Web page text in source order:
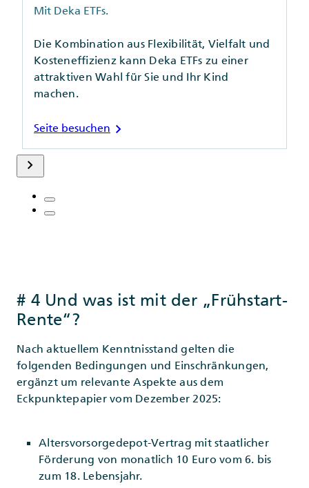
Mit Deka ETFs.
Die Kombination aus Flexibilität, Vielfalt und
Kosteneffizienz kann Deka ETFs zu einer
attraktiven Wahl für Sie und Ihr Kind
machen.
Seite besuchen chevron_right
keyboard_arrow_right
# 4 Und was ist mit der „Frühstart-
Rente“?
Nach aktuellem Kenntnisstand gelten die
folgenden Bedingungen und Einschränkungen,
ergänzt um relevante Aspekte aus dem
Eckpunktepapier vom Dezember 2025:
Altersvorsorgedepot-Vertrag mit staatlicher
Förderung von monatlich 10 Euro vom 6. bis
zum 18. Lebensjahr.